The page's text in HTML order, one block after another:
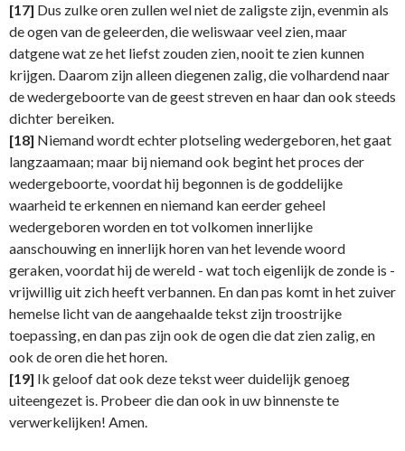
[17] Dus zulke oren zullen wel niet de zaligste zijn, evenmin als
de ogen van de geleerden, die weliswaar veel zien, maar
datgene wat ze het liefst zouden zien, nooit te zien kunnen
krijgen. Daarom zijn alleen diegenen zalig, die volhardend naar
de wedergeboorte van de geest streven en haar dan ook steeds
dichter bereiken.
[18] Niemand wordt echter plotseling wedergeboren, het gaat
langzaamaan; maar bij niemand ook begint het proces der
wedergeboorte, voordat hij begonnen is de goddelijke
waarheid te erkennen en niemand kan eerder geheel
wedergeboren worden en tot volkomen innerlijke
aanschouwing en innerlijk horen van het levende woord
geraken, voordat hij de wereld - wat toch eigenlijk de zonde is -
vrijwillig uit zich heeft verbannen. En dan pas komt in het zuiver
hemelse licht van de aangehaalde tekst zijn troostrijke
toepassing, en dan pas zijn ook de ogen die dat zien zalig, en
ook de oren die het horen.
[19] Ik geloof dat ook deze tekst weer duidelijk genoeg
uiteengezet is. Probeer die dan ook in uw binnenste te
verwerkelijken! Amen.